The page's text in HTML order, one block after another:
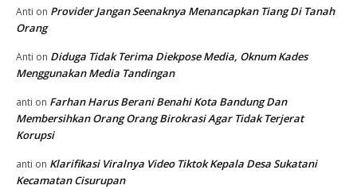
Anti on Provider Jangan Seenaknya Menancapkan Tiang Di Tanah
Orang
Anti on Diduga Tidak Terima Diekpose Media, Oknum Kades
Menggunakan Media Tandingan
anti on Farhan Harus Berani Benahi Kota Bandung Dan
Membersihkan Orang Orang Birokrasi Agar Tidak Terjerat
Korupsi
anti on Klarifikasi Viralnya Video Tiktok Kepala Desa Sukatani
Kecamatan Cisurupan